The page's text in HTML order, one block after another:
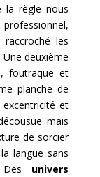
la règle nous
les
deuxième
foutraque et
planche de
excentricité et
mais
de sorcier
langue sans
Des univers